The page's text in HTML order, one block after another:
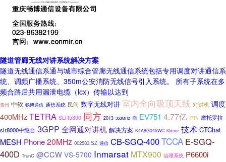
隧道管廊无线对讲系统解决方案
隧道无线通信系通与城市综合管廊无线通信系统包括专用调度对讲通信系
统、调频广播系统、350m公安消防无线信号引入系统。 所有子系统在多
频合路后共用漏泄电缆（lcx）传输以达到
贵州 中软 畅博通信 通信系统 民间 数字无线对讲 室内全向吸顶天线 对讲机 调度
400MHzTETRA SLR5300 同方 2013 350MHz 自 EV751 4.77亿 IPTV 摩托罗拉
slr8000中继台 3GPP 全网通对讲机 解决方案 K4A8G045WC Kidner 技术 CTChat
MESH Phone20MHz 002583.SZ 通信 CB-SGQ-400TCCA E-SGQ-
400D TrunC @CCW VS-5700 Inmarsat MTX900 治理系统 P6600i